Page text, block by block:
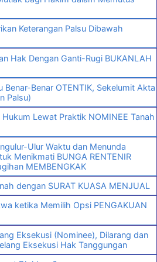
Keterangan Palsu Dibawah
Hak Dengan Ganti-Rugi BUKANLAH
Benar-Benar OTENTIK, Sekelumit Akta
Palsu)
Lewat Praktik NOMINEE Tanah
Ulur Waktu dan Menunda
Menikmati BUNGA RENTENIR
MEMBENGKAK
dengan SURAT KUASA MENJUAL
ketika Memilih Opsi PENGAKUAN
Eksekusi (Nominee), Dilarang dan
Eksekusi Hak Tanggungan